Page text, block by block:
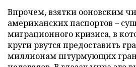
Впрочем, взятки ооновским
американских паспортов –
миграционного кризиса, в
круги рвутся предоставить
миллионам штурмующих